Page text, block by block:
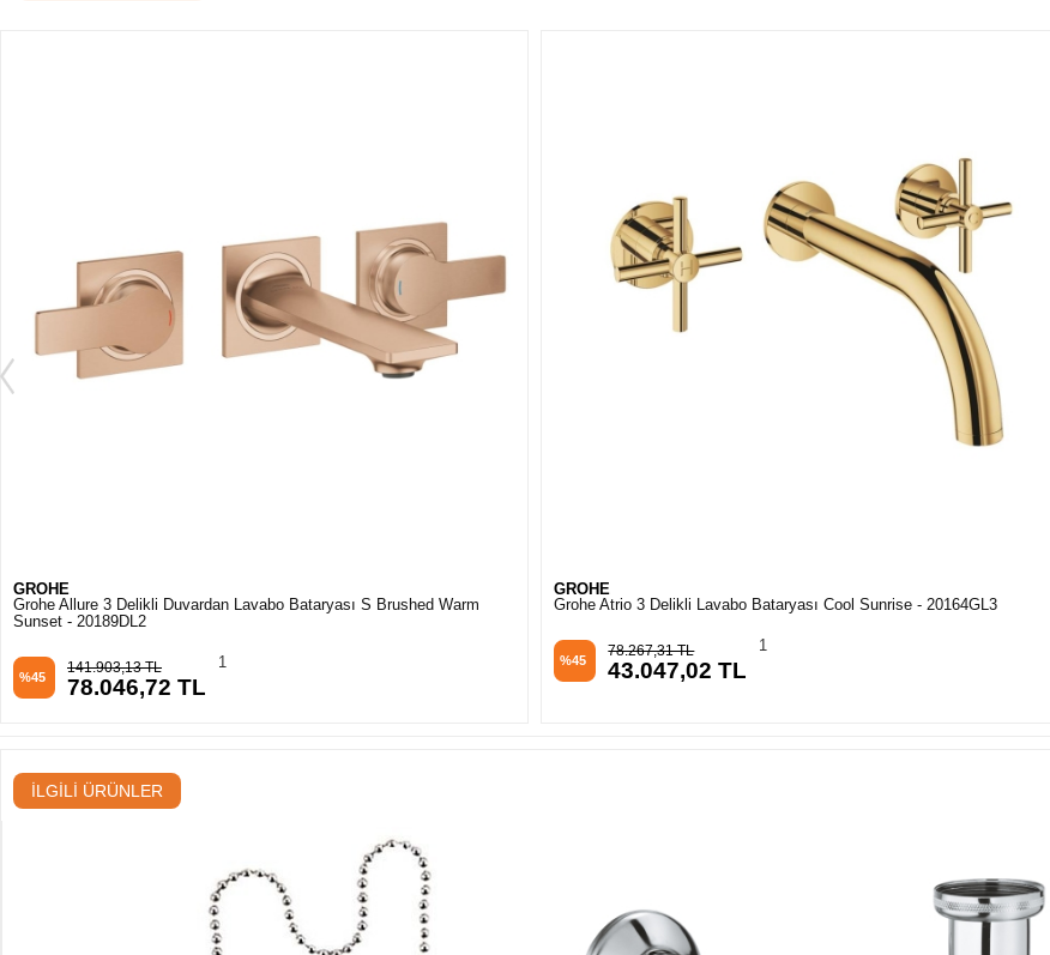
GROHE
Grohe Allure 3 Delikli Duvardan Lavabo Bataryası S Brushed Warm
Sunset - 20189DL2
%45
141.903,13 TL
78.046,72 TL
1
GROHE
Grohe Atrio 3 Delikli Lavabo Bataryası Cool Sunrise - 20164GL3
%45
78.267,31 TL
43.047,02 TL
1
İLGILI ÜRÜNLER